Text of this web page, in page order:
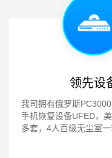
领先设
我司拥有俄罗斯
手机恢复设备UFED，
多套，4人百级无尘室一